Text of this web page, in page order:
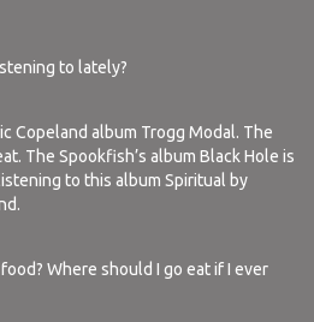
to lately?
Copeland album Trogg Modal. The
The Spookfish’s album Black Hole is
to this album Spiritual by
Where should I go eat if I ever